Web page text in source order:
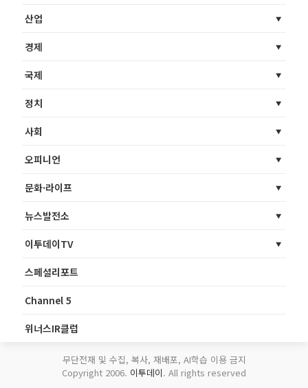
산업
경제
국제
정치
사회
오피니언
문화·라이프
뉴스발전소
이투데이TV
스페셜리포트
Channel 5
위너스IR클럽
무단전재 및 수집, 복사, 재배포, AI학습 이용 금지
Copyright 2006. 이투데이. All rights reserved